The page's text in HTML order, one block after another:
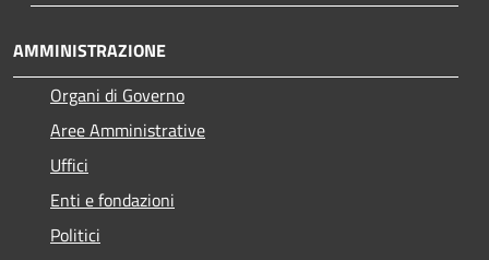
AMMINISTRAZIONE
Organi di Governo
Aree Amministrative
Uffici
Enti e fondazioni
Politici